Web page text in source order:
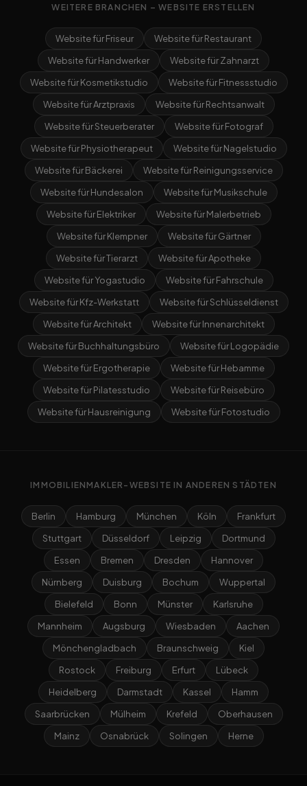
WEITERE BRANCHEN – WEBSITE ERSTELLEN
Website für Friseur
Website für Restaurant
Website für Handwerker
Website für Zahnarzt
Website für Kosmetikstudio
Website für Fitnessstudio
Website für Arztpraxis
Website für Rechtsanwalt
Website für Steuerberater
Website für Fotograf
Website für Physiotherapeut
Website für Nagelstudio
Website für Bäckerei
Website für Reinigungsservice
Website für Hundesalon
Website für Musikschule
Website für Elektriker
Website für Malerbetrieb
Website für Klempner
Website für Gärtner
Website für Tierarzt
Website für Apotheke
Website für Yogastudio
Website für Fahrschule
Website für Kfz-Werkstatt
Website für Schlüsseldienst
Website für Architekt
Website für Innenarchitekt
Website für Buchhaltungsbüro
Website für Logopädie
Website für Ergotherapie
Website für Hebamme
Website für Pilatesstudio
Website für Reisebüro
Website für Hausreinigung
Website für Fotostudio
IMMOBILIENMAKLER-WEBSITE IN ANDEREN STÄDTEN
Berlin Hamburg München Köln
Frankfurt
Stuttgart
Düsseldorf Leipzig
Dortmund
Essen
Bremen Dresden
Hannover
Nürnberg
Duisburg Bochum
Wuppertal
Bielefeld
Bonn Münster
Karlsruhe
Mannheim
Augsburg Wiesbaden
Aachen
Mönchengladbach
Braunschweig
Kiel
Rostock
Freiburg Erfurt
Lübeck
Heidelberg
Darmstadt Kassel
Hamm
Saarbrücken
Mülheim Krefeld
Oberhausen
Mainz
Osnabrück Solingen Herne